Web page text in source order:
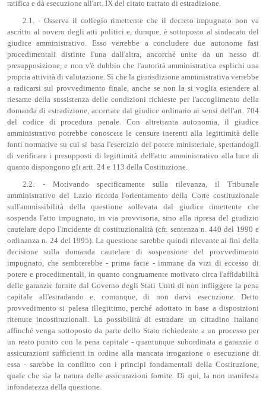
ratifica e dà esecuzione all'art. IX del citato trattato di estradizione.
2.1. - Osserva il collegio rimettente che il decreto impugnato non va
ascritto al novero degli atti politici e, dunque, è sottoposto al sindacato del
giudice amministrativo. Esso verrebbe a concludere due autonome fasi
procedimentali distinte l'una dall'altra, ancorché unite da un nesso di
presupposizione, e non v'è dubbio che l'autorità amministrativa esplichi una
propria attività di valutazione. Sì che la giurisdizione amministrativa verrebbe
a radicarsi sul provvedimento finale, anche se non la si voglia estendere al
riesame della sussistenza delle condizioni richieste per l'accoglimento della
domanda di estradizione, accertate dal giudice ordinario ai sensi dell'art. 704
del codice di procedura penale. Con altrettanta autonomia, il giudice
amministrativo potrebbe conoscere le censure inerenti alla legittimità delle
fonti normative su cui si basa l'esercizio del potere ministeriale, spettandogli
di verificare i presupposti di legittimità dell'atto amministrativo alla luce di
quanto dispongono gli artt. 24 e 113 della Costituzione.
2.2. - Motivando specificamente sulla rilevanza, il Tribunale
amministrativo del Lazio ricorda l'orientamento della Corte costituzionale
sull'ammissibilità della questione sollevata dal giudice rimettente che
sospenda l'atto impugnato, in via provvisoria, sino alla ripresa del giudizio
cautelare dopo l'incidente di costituzionalità (cfr. sentenza n. 440 del 1990 e
ordinanza n. 24 del 1995). La questione sarebbe quindi rilevante ai fini della
decisione sulla domanda cautelare di sospensione del provvedimento
impugnato, che sembrerebbe - prima facie - immune da vizi di eccesso di
potere e procedimentali, in quanto congruamente motivato circa l'affidabilità
delle garanzie fornite dal Governo degli Stati Uniti di non infliggere la pena
capitale all'estradando e, comunque, di non darvi esecuzione. Detto
provvedimento si palesa illegittimo, perché adottato in base a disposizioni
ritenute incostituzionali. La possibilità di estradare un cittadino italiano
affinché venga sottoposto da parte dello Stato richiedente a un processo per
un reato punito con la pena capitale - quantunque subordinata a garanzie o
assicurazioni sufficienti in ordine alla mancata irrogazione o esecuzione di
essa - sarebbe in conflitto con i principi fondamentali della Costituzione,
quale che sia la natura delle assicurazioni fornite. Di qui, la non manifesta
infondatezza della questione.